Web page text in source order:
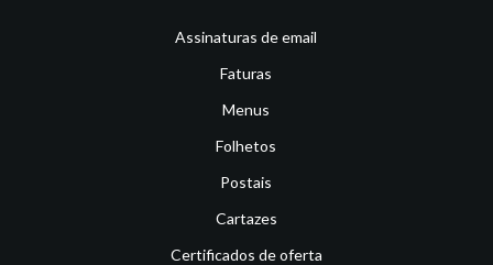
Assinaturas de email
Faturas
Menus
Folhetos
Postais
Cartazes
Certificados de oferta